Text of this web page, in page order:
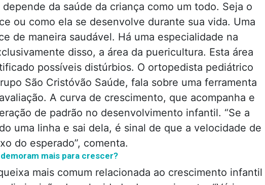
da saúde da criança como um todo. Seja o
ou como ela se desenvolve durante sua vida. Uma
de maneira saudável. Há uma especialidade na
disso, a área da puericultura. Esta área
possíveis distúrbios. O ortopedista pediátrico
São Cristóvão Saúde, fala sobre uma ferramenta
A curva de crescimento, que acompanha e
de padrão no desenvolvimento infantil. “Se a
uma linha e sai dela, é sinal de que a velocidade de
do esperado”, comenta.
mais para crescer?
mais comum relacionada ao crescimento infantil